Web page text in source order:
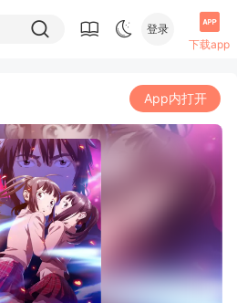
登录
下载app
App内打开